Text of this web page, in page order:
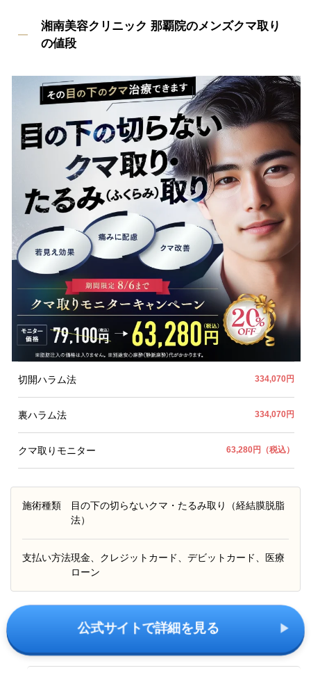
湘南美容クリニック 那覇院のメンズクマ取り
の値段
切開ハラム法 334,070円
裏ハラム法 334,070円
クマ取りモニター 63,280円（税込）
施術種類
目の下の切らないクマ・たるみ取り（経結膜脱脂
法）
支払い方法現金、クレジットカード、デビットカード、医療
ローン
公式サイトで詳細を見る